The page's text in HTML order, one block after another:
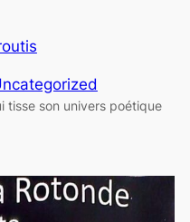
tisse son univers poétique